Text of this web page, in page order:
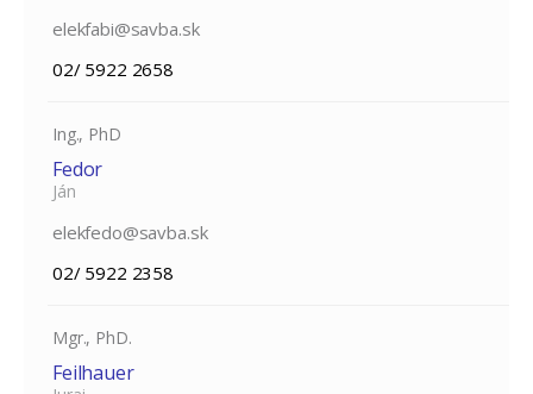
elekfabi@savba.sk
02/ 5922 2658
Ing., PhD
Fedor
Ján
elekfedo@savba.sk
02/ 5922 2358
Mgr., PhD.
Feilhauer